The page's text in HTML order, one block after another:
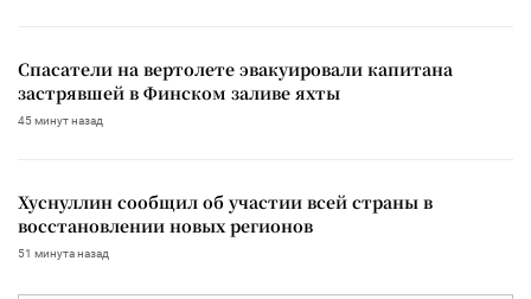
Спасатели на вертолете эвакуировали капитана
застрявшей в Финском заливе яхты
45 минут назад
Хуснуллин сообщил об участии всей страны в
восстановлении новых регионов
51 минута назад